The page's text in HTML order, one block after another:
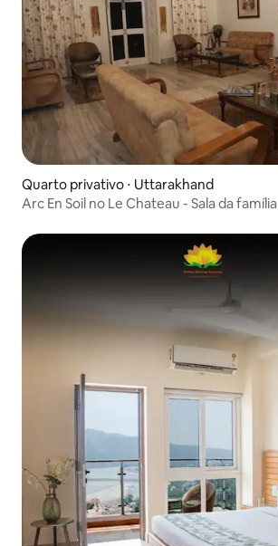
Quarto privativo ⋅ Uttarakhand
Arc En Soil no Le Chateau - Sala da família